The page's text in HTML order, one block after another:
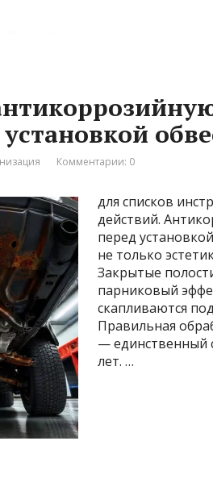
Комментарии: 0
для списков
действий.
перед
не только
Закрытые
парниковый
скапливаются
Правильная
— единственный
лет. …